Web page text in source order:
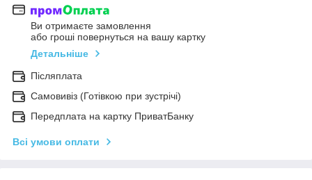
Ви отримаєте замовлення
або гроші повернуться на вашу картку
Детальніше
Післяплата
Самовивіз (Готівкою при зустрічі)
Передплата на картку ПриватБанку
Всі умови оплати